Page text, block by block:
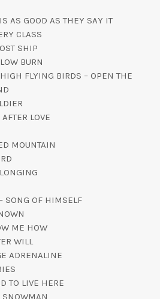
AS GOOD AS THEY SAY IT
CLASS
SHIP
BURN
FLYING BIRDS – OPEN THE
LOVE
MOUNTAIN
SONG OF HIMSELF
ME HOW
WILL
ADRENALINE
TO LIVE HERE